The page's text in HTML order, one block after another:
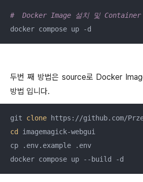
#  Docker Image 설치 및 Container
docker compose up -d
두번 째 방법은 source로 Docker
방법 입니다.
git clone
cd
imagemagick-webgui
cp .env.example .env
docker compose up --build -d